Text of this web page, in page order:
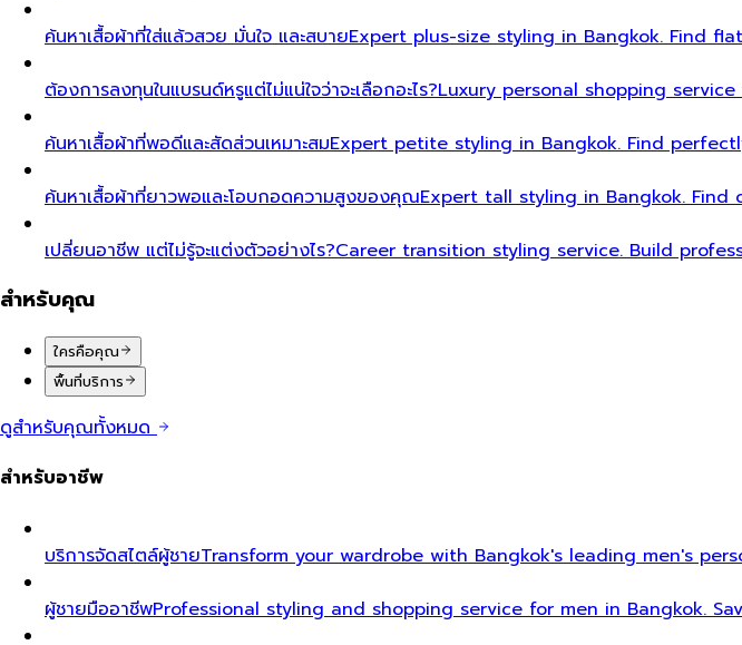
ค้นหาเสื้อผ้าที่ใส่แล้วสวย มั่นใจ และสบายExpert plus-size styling in Bangkok. Find
ต้องการลงทุนในแบรนด์หรูแต่ไม่แน่ใจว่าจะเลือกอะไร?Luxury personal shopping
ค้นหาเสื้อผ้าที่พอดีและสัดส่วนเหมาะสมExpert petite styling in Bangkok. Find
ค้นหาเสื้อผ้าที่ยาวพอและโอบกอดความสูงของคุณExpert tall styling in Bangkok.
เปลี่ยนอาชีพ แต่ไม่รู้จะแต่งตัวอย่างไร?Career transition styling service. Build
สำหรับคุณ
ใครคือคุณ
พื้นที่บริการ
ดูสำหรับคุณทั้งหมด
สำหรับอาชีพ
บริการจัดสไตล์ผู้ชายTransform your wardrobe with Bangkok's leading men's
ผู้ชายมืออาชีพProfessional styling and shopping service for men in Bangkok.